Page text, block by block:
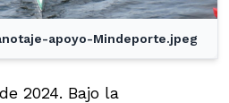
apoyo-Mindeporte.jpeg
2024. Bajo la